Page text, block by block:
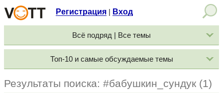
Регистрация Вход
Всё подряд | Все темы
Топ-10 и самые обсуждаемые темы
Результаты поиска: #бабушкин_сундук (1)